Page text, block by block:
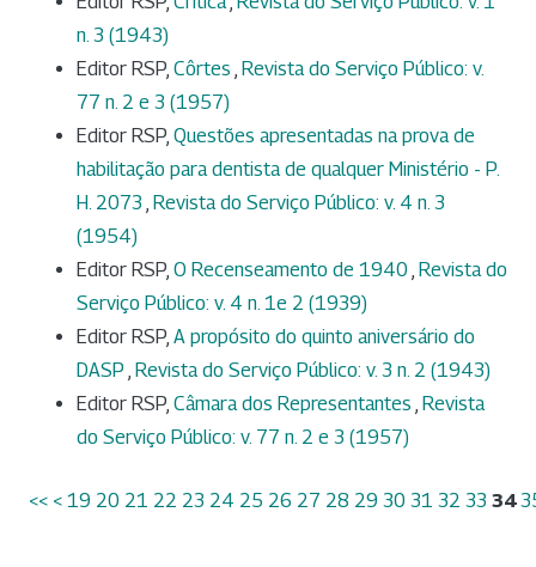
n. 3 (1943)
Editor RSP, Côrtes Revista do Serviço Público: v.
77 n. 2 e 3 (1957)
Editor RSP, Questões apresentadas na prova de
habilitação para dentista de qualquer Ministério - P.
H. 2073 Revista do Serviço Público: v. 4 n. 3
(1954)
Editor RSP, O Recenseamento de 1940 Revista do
Serviço Público: v. 4 n. 1e 2 (1939)
Editor RSP, A propósito do quinto aniversário do
DASP Revista do Serviço Público: v. 3 n. 2 (1943)
Editor RSP, Câmara dos Representantes Revista
do Serviço Público: v. 77 n. 2 e 3 (1957)
<< < 19 20 21 22 23 24 25 26 27 28 29 30 31 32 33 34